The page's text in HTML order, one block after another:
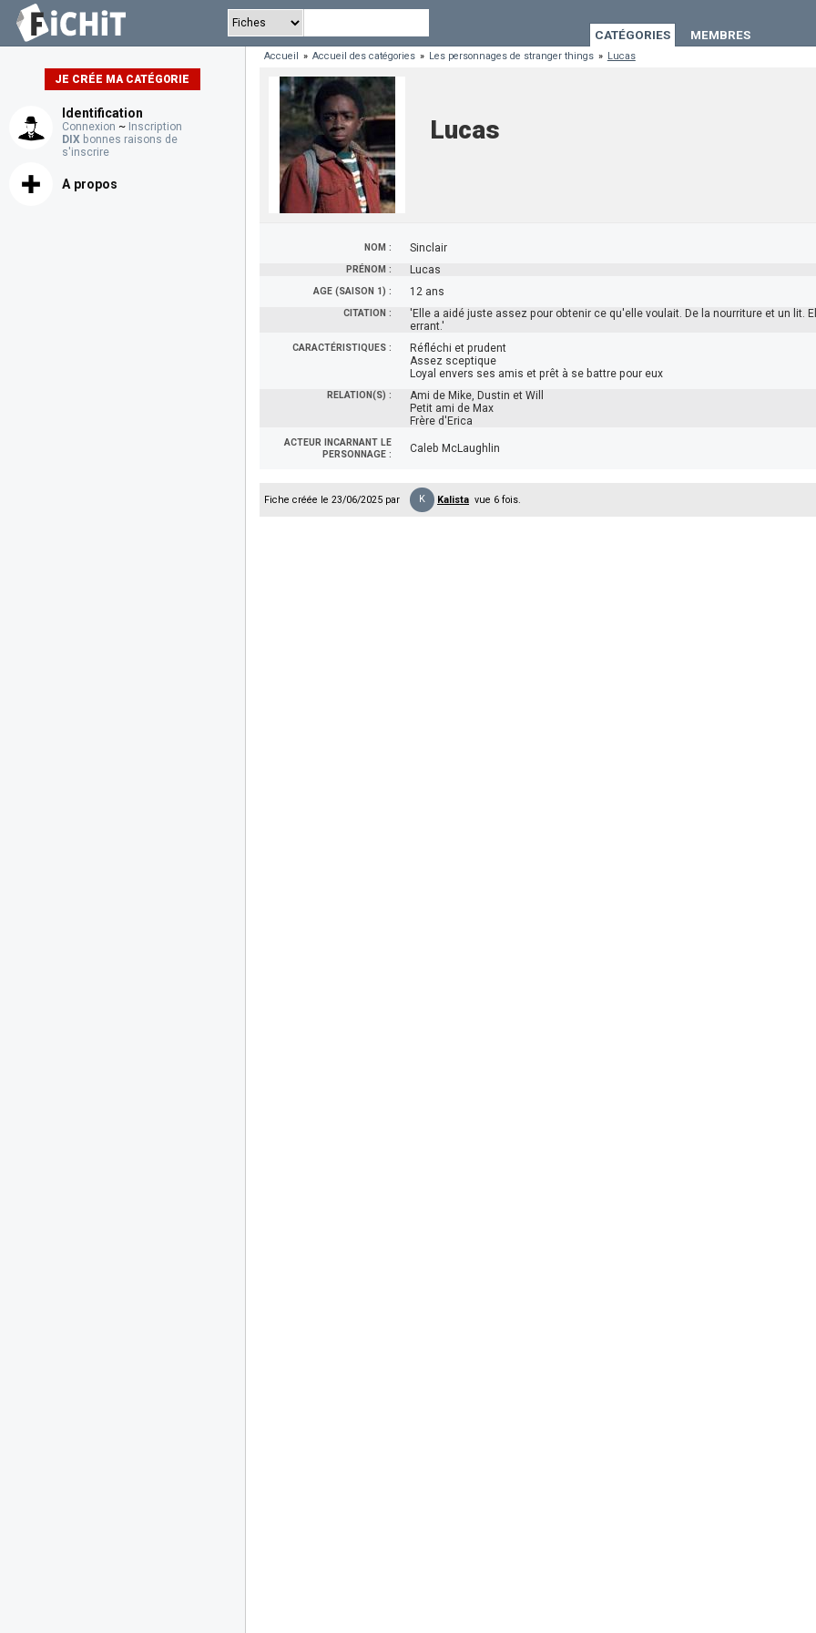
CATÉGORIES MEMBRES
JE CRÉE MA CATÉGORIE
Identification
Connexion ~ Inscription
DIX bonnes raisons de
s'inscrire
A propos
Accueil » Accueil des catégories » Les personnages de stranger things » Lucas
Lucas
NOM : Sinclair
PRÉNOM : Lucas
AGE (SAISON 1) : 12 ans
CITATION :
'Elle a aidé juste assez pour obtenir ce qu'elle voulait. De la nourriture et un lit.
errant.'
CARACTÉRISTIQUES :
Réfléchi et prudent
Assez sceptique
Loyal envers ses amis et prêt à se battre pour eux
RELATION(S) :
Ami de Mike, Dustin et Will
Petit ami de Max
Frère d'Erica
ACTEUR INCARNANT LE
PERSONNAGE :
Caleb McLaughlin
Fiche créée le 23/06/2025 par K Kalista vue 6 fois.